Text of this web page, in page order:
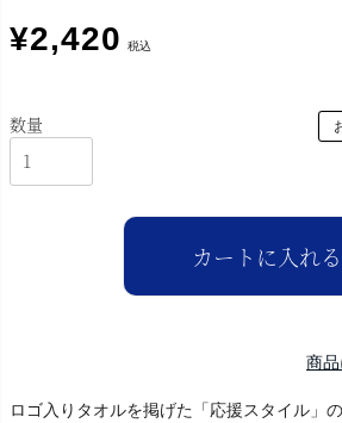
¥2,420 税込
カートに入れる
商
ロゴ入りタオルを掲げた「応援スタイル」